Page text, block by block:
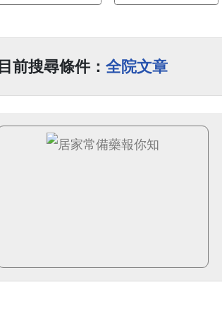
目前搜尋條件： 全院文章